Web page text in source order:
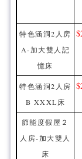
特色涵洞2人房
A-加大雙人記
憶床
特色涵洞2人房
B XXXL床
節能度假屋２
人房-加大雙人
床